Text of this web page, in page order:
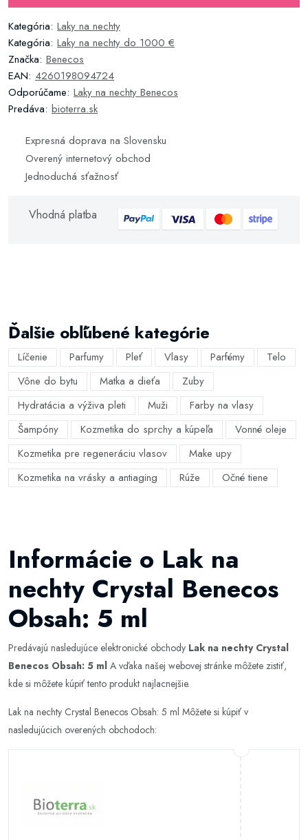
Kategória: Laky na nechty
Kategória: Laky na nechty do 1000 €
Značka: Benecos
EAN: 4260198094724
Odporúčame: Laky na nechty Benecos
Predáva: bioterra.sk
Expresná doprava na Slovensku
Overený internetový obchod
Jednoduchá sťažnosť
Vhodná platba
Ďalšie obľúbené kategórie
Líčenie Parfumy Pleť Vlasy Parfémy
Telo
Vône do bytu
Matka a dieťa
Zuby
Hydratácia a výživa pleti
Muži
Farby na vlasy
Šampóny
Kozmetika do sprchy a kúpeľa
Vonné oleje
Kozmetika pre regeneráciu vlasov
Make upy
Kozmetika na vrásky a antiaging
Rúže Očné tiene
Informácie o Lak na
nechty Crystal Benecos
Obsah: 5 ml
Predávajú nasledujúce elektronické obchody Lak na nechty Crystal
Benecos Obsah: 5 ml A vďaka našej webovej stránke môžete zistiť,
kde si môžete kúpiť tento produkt najlacnejšie.
Lak na nechty Crystal Benecos Obsah: 5 ml Môžete si kúpiť v
nasledujúcich overených obchodoch: